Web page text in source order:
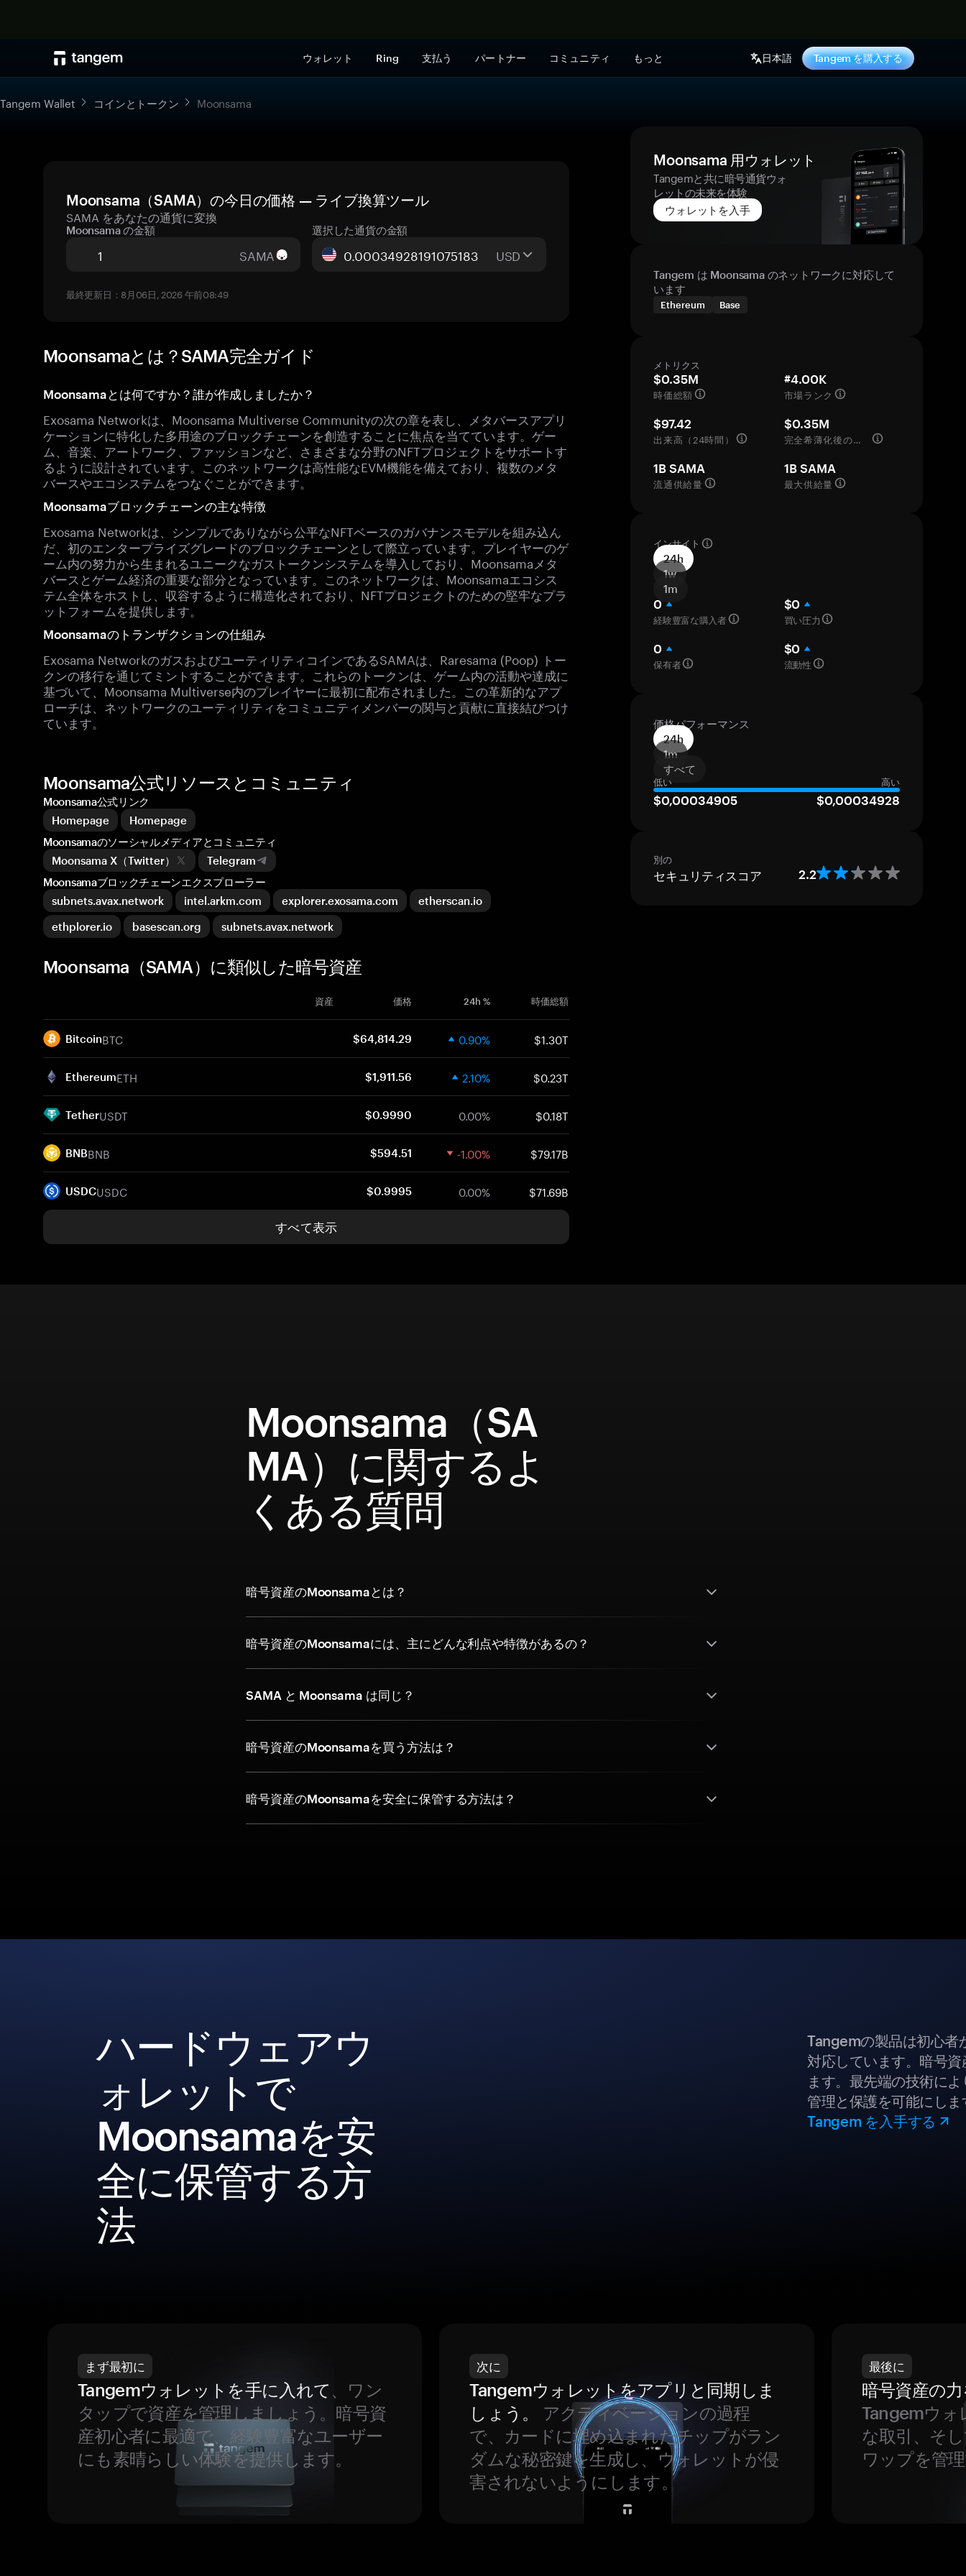
ウォレット Ring 支払う パートナー コミュニティ もっと 日本語 Tangem を購入する
Tangem Wallet コインとトークン Moonsama
Moonsama（SAMA）の今日の価格 — ライブ換算ツール
SAMA をあなたの通貨に変換
Moonsama の金額
SAMA
選択した通貨の金額
USD
最終更新日：8月06日, 2026 午前08:49
Moonsamaとは？SAMA完全ガイド
Moonsamaとは何ですか？誰が作成しましたか？
Exosama Networkは、Moonsama Multiverse Communityの次の章を表し、メタバースアプリ
ケーションに特化した多用途のブロックチェーンを創造することに焦点を当てています。ゲー
ム、音楽、アートワーク、ファッションなど、さまざまな分野のNFTプロジェクトをサポートす
るように設計されています。このネットワークは高性能なEVM機能を備えており、複数のメタ
バースやエコシステムをつなぐことができます。
Moonsamaブロックチェーンの主な特徴
Exosama Networkは、シンプルでありながら公平なNFTベースのガバナンスモデルを組み込ん
だ、初のエンタープライズグレードのブロックチェーンとして際立っています。プレイヤーのゲ
ーム内の努力から生まれるユニークなガストークンシステムを導入しており、Moonsamaメタ
バースとゲーム経済の重要な部分となっています。このネットワークは、Moonsamaエコシス
テム全体をホストし、収容するように構造化されており、NFTプロジェクトのための堅牢なプラ
ットフォームを提供します。
Moonsamaのトランザクションの仕組み
Exosama NetworkのガスおよびユーティリティコインであるSAMAは、Raresama (Poop) トー
クンの移行を通じてミントすることができます。これらのトークンは、ゲーム内の活動や達成に
基づいて、Moonsama Multiverse内のプレイヤーに最初に配布されました。この革新的なアプ
ローチは、ネットワークのユーティリティをコミュニティメンバーの関与と貢献に直接結びつけ
ています。
Moonsama 用ウォレット
Tangemと共に暗号通貨ウォ
レットの未来を体験
ウォレットを入手
Tangem は Moonsama のネットワークに対応して
います
Ethereum Base
メトリクス
$0.35M
時価総額
#4.00K
市場ランク
$97.42
出来高（24時間）
$0.35M
完全希薄化後の評価額
1B SAMA
流通供給量
1B SAMA
最大供給量
インサイト
24h
1w
1m
0
経験豊富な購入者
$0
買い圧力
0
保有者
$0
流動性
価格パフォーマンス
24h
1m
すべて
低い 高い
$0,00034905 $0,00034928
別の
セキュリティスコア 2.2
Moonsama公式リソースとコミュニティ
Moonsama公式リンク
Homepage
Homepage
Moonsamaのソーシャルメディアとコミュニティ
Moonsama X（Twitter）
Telegram
Moonsamaブロックチェーンエクスプローラー
subnets.avax.network
intel.arkm.com explorer.exosama.com
etherscan.io
ethplorer.io
basescan.org subnets.avax.network
Moonsama（SAMA）に類似した暗号資産
資産 価格 24h % 時価総額
BitcoinBTC $64,814.29 0.90% $1.30T
EthereumETH $1,911.56 2.10% $0.23T
TetherUSDT $0.9990 0.00% $0.18T
BNBBNB $594.51 -1.00% $79.17B
USDCUSDC $0.9995 0.00% $71.69B
すべて表示
Moonsama（SA
MA）に関するよ
くある質問
暗号資産のMoonsamaとは？
暗号資産のMoonsamaには、主にどんな利点や特徴があるの？
SAMA と Moonsama は同じ？
暗号資産のMoonsamaを買う方法は？
暗号資産のMoonsamaを安全に保管する方法は？
ハードウェアウ
ォレットで
Moonsamaを安
全に保管する方
法
Tangemの製品は初心者
対応しています。暗号
ます。最先端の技術に
管理と保護を可能にしま
Tangem を入手する
まず最初に
Tangemウォレットを手に入れて、ワン
タップで資産を管理しましょう。暗号資
産初心者に最適で、経験豊富なユーザー
にも素晴らしい体験を提供します。
次に
Tangemウォレットをアプリと同期しま
しょう。
アクティベーションの過程
で、カードに埋め込まれたチップがラン
ダムな秘密鍵を生成し、ウォレットが侵
害されないようにします。
最後に
暗号資産の
Tangemウォ
な取引、そ
ワップを管